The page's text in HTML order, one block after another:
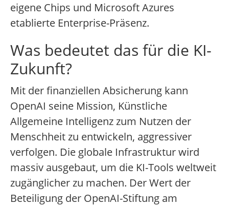
eigene Chips und Microsoft Azures
etablierte Enterprise-Präsenz.
Was bedeutet das für die KI-
Zukunft?
Mit der finanziellen Absicherung kann
OpenAI seine Mission, Künstliche
Allgemeine Intelligenz zum Nutzen der
Menschheit zu entwickeln, aggressiver
verfolgen. Die globale Infrastruktur wird
massiv ausgebaut, um die KI-Tools weltweit
zugänglicher zu machen. Der Wert der
Beteiligung der OpenAI-Stiftung am